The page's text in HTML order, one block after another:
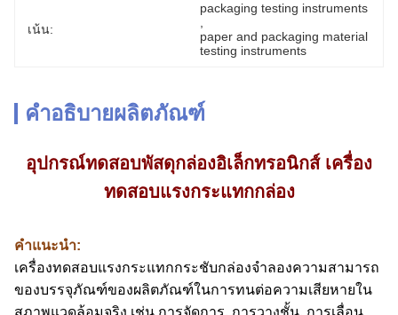
เน้น:
packaging testing instruments
paper and packaging material
testing instruments
คำอธิบายผลิตภัณฑ์
อุปกรณ์ทดสอบพัสดุกล่องอิเล็กทรอนิกส์ เครื่อง
ทดสอบแรงกระแทกกล่อง
คําแนะนํา:
เครื่องทดสอบแรงกระแทกกระชับกล่องจําลองความสามารถ
ของบรรจุภัณฑ์ของผลิตภัณฑ์ในการทนต่อความเสียหายใน
สภาพแวดล้อมจริง เช่น การจัดการ, การวางชั้น, การเลื่อน